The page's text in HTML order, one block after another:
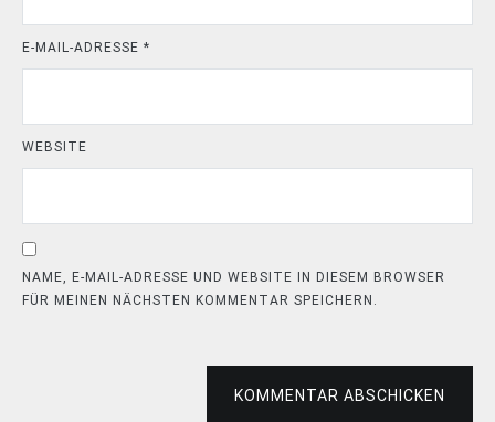
E-MAIL-ADRESSE *
WEBSITE
NAME, E-MAIL-ADRESSE UND WEBSITE IN DIESEM BROWSER
FÜR MEINEN NÄCHSTEN KOMMENTAR SPEICHERN.
KOMMENTAR ABSCHICKEN